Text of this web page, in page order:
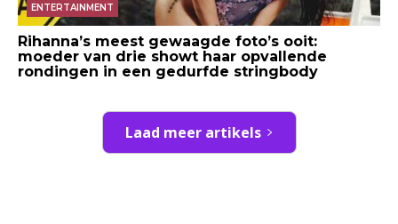
ENTERTAINMENT
Rihanna’s meest gewaagde foto’s ooit:
moeder van drie showt haar opvallende
rondingen in een gedurfde stringbody
Laad meer artikels